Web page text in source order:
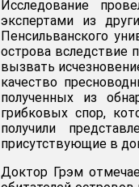
Исследование
экспертами из
Пенсильванского
острова вследствие
вызвать
качество
полученных из
грибковых спор,
получили
присутствующие в
Доктор Грэм